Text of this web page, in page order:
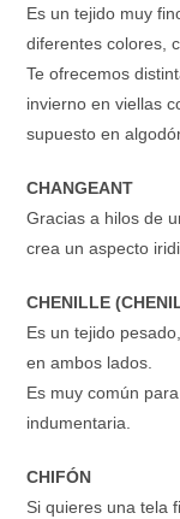
Es un tejido muy
diferentes colores,
Te ofrecemos
invierno en viellas
supuesto en
CHANGEANT
Gracias a hilos de
crea un aspecto
CHENILLE
Es un tejido
en ambos lados.
Es muy común
indumentaria.
CHIFÓN
Si quieres una tela